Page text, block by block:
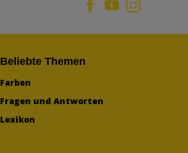
Beliebte Themen
Farben
Fragen und Antworten
Lexikon